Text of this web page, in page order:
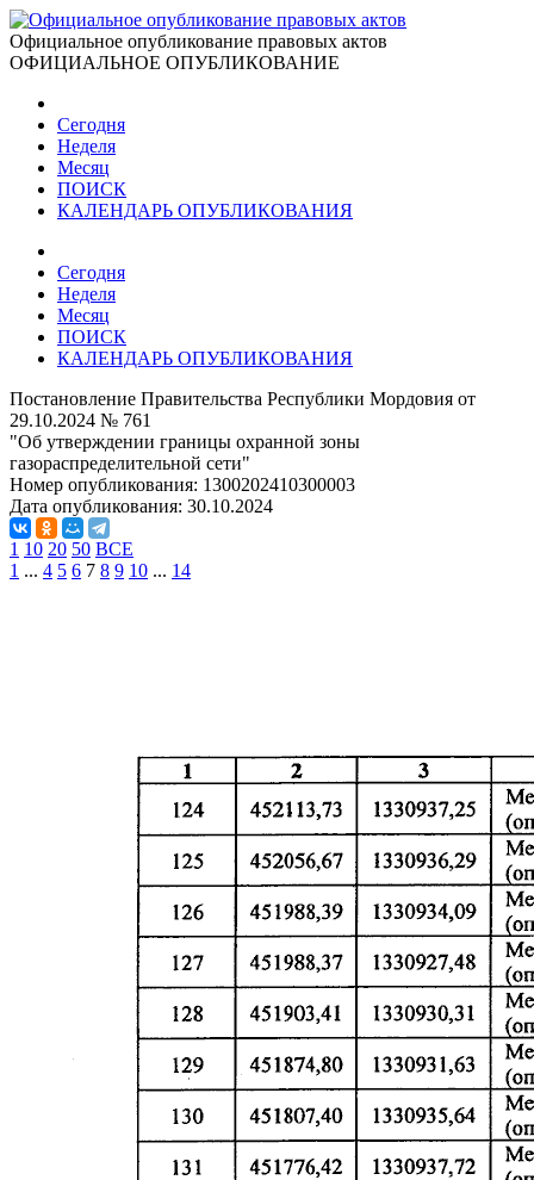
Официальное опубликование правовых актов
ОФИЦИАЛЬНОЕ ОПУБЛИКОВАНИЕ
Сегодня
Неделя
Месяц
ПОИСК
КАЛЕНДАРЬ ОПУБЛИКОВАНИЯ
Сегодня
Неделя
Месяц
ПОИСК
КАЛЕНДАРЬ ОПУБЛИКОВАНИЯ
Постановление Правительства Республики Мордовия от
29.10.2024 № 761
"Об утверждении границы охранной зоны
газораспределительной сети"
Номер опубликования: 1300202410300003
Дата опубликования: 30.10.2024
1 10 20 50 ВСЕ
1 ... 4 5 6 7 8 9 10 ... 14